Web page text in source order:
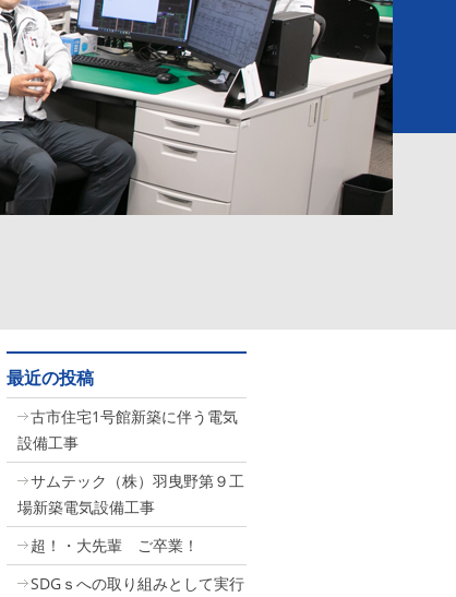
最近の投稿
古市住宅1号館新築に伴う電気
設備工事
サムテック（株）羽曳野第９工
場新築電気設備工事
超！・大先輩 ご卒業！
SDGｓへの取り組みとして実行